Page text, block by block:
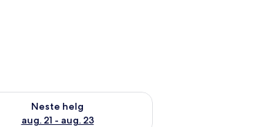
aug. 16
Neste helg
aug. 21 - aug. 23
for neste helg, aug. 21 - aug. 23